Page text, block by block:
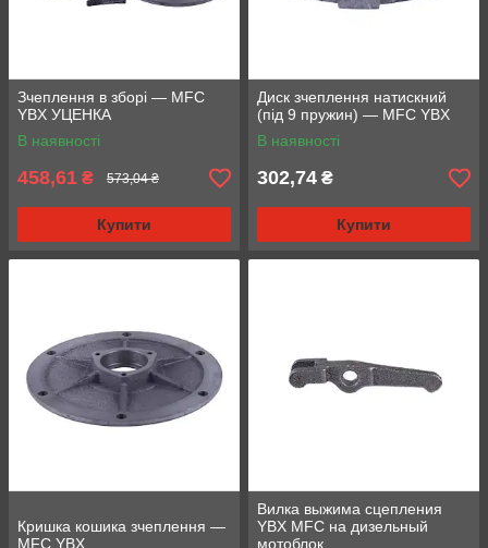
Зчеплення в зборі — MFC
YBX УЦЕНКА
В наявності
458,61 ₴ 573,04 ₴
Купити
Диск зчеплення натискний
(під 9 пружин) — MFC YBX
В наявності
302,74 ₴
Купити
Кришка кошика зчеплення —
MFC YBX
Вилка выжима сцепления
YBX MFC на дизельный
мотоблок